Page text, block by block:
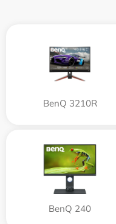
BenQ 3210R
BenQ 240